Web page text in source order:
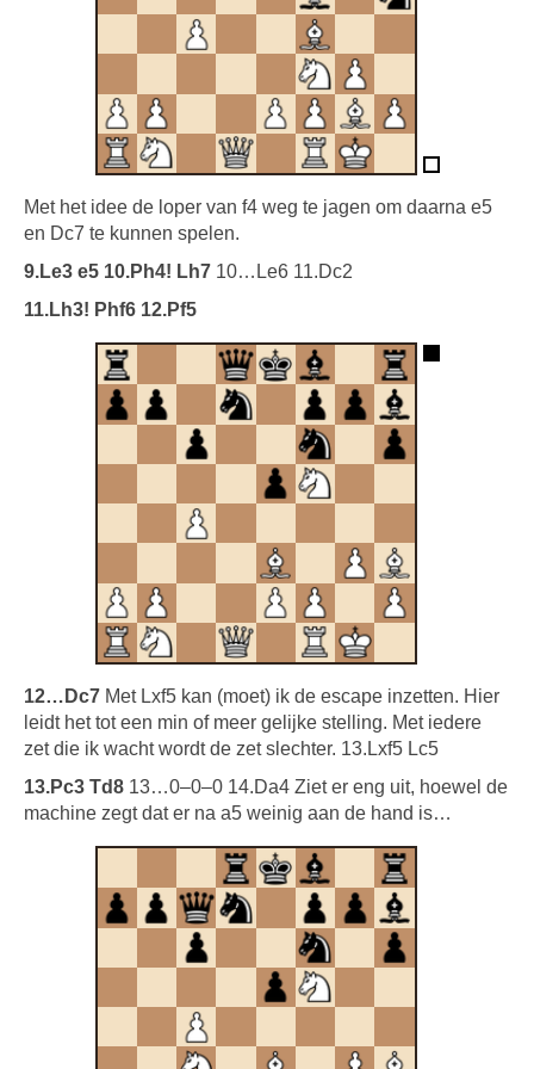
Met het idee de loper van f4 weg te jagen om daarna e5
en Dc7 te kunnen spelen.
9.Le3 e5 10.Ph4! Lh7 10…Le6 11.Dc2
11.Lh3! Phf6 12.Pf5
12…Dc7 Met Lxf5 kan (moet) ik de escape inzetten. Hier
leidt het tot een min of meer gelijke stelling. Met iedere
zet die ik wacht wordt de zet slechter. 13.Lxf5 Lc5
13.Pc3 Td8 13…0–0–0 14.Da4 Ziet er eng uit, hoewel de
machine zegt dat er na a5 weinig aan de hand is…